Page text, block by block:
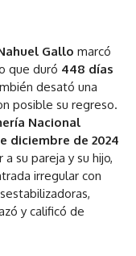
Gallo marcó
que duró 448 días
desató una
posible su regreso.
Nacional
diciembre de 2024
su pareja y su hijo,
irregular con
y calificó de